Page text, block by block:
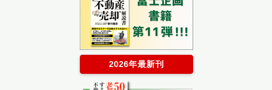
2026年最新刊